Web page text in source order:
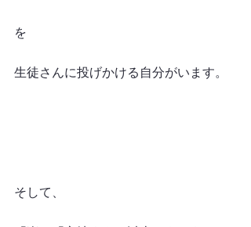
を
生徒さんに投げかける自分がいます。
そして、